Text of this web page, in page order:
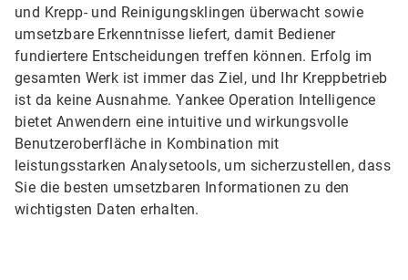
und Krepp- und Reinigungsklingen überwacht sowie
umsetzbare Erkenntnisse liefert, damit Bediener
fundiertere Entscheidungen treffen können. Erfolg im
gesamten Werk ist immer das Ziel, und Ihr Kreppbetrieb
ist da keine Ausnahme. Yankee Operation Intelligence
bietet Anwendern eine intuitive und wirkungsvolle
Benutzeroberfläche in Kombination mit
leistungsstarken Analysetools, um sicherzustellen, dass
Sie die besten umsetzbaren Informationen zu den
wichtigsten Daten erhalten.